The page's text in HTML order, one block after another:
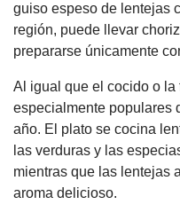
guiso espeso de lentejas
región, puede llevar
prepararse únicamente
Al igual que el cocido o
especialmente populares
año. El plato se cocina
las verduras y las
mientras que las lentejas
aroma delicioso.